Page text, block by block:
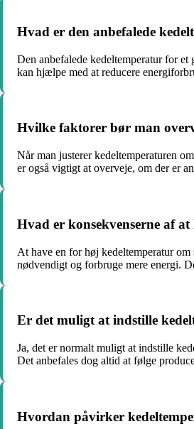
Hvad er den anbefalede
Den anbefalede kedeltemperatur for
kan hjælpe med at reducere
Hvilke faktorer bør man
Når man justerer kedeltemperaturen
er også vigtigt at overveje, om der er
Hvad er konsekvenserne af
At have en for høj kedeltemperatur
nødvendigt og forbruge mere energi.
Er det muligt at indstille
Ja, det er normalt muligt at indstille
Det anbefales dog altid at følge
Hvordan påvirker